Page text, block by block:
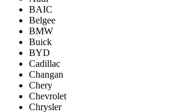
BAIC
Belgee
BMW
Buick
BYD
Cadillac
Changan
Chery
Chevrolet
Chrysler